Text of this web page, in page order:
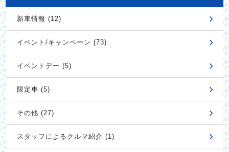
新車情報 (12)
イベント/キャンペーン (73)
イベントデー (5)
限定車 (5)
その他 (27)
スタッフによるクルマ紹介 (1)